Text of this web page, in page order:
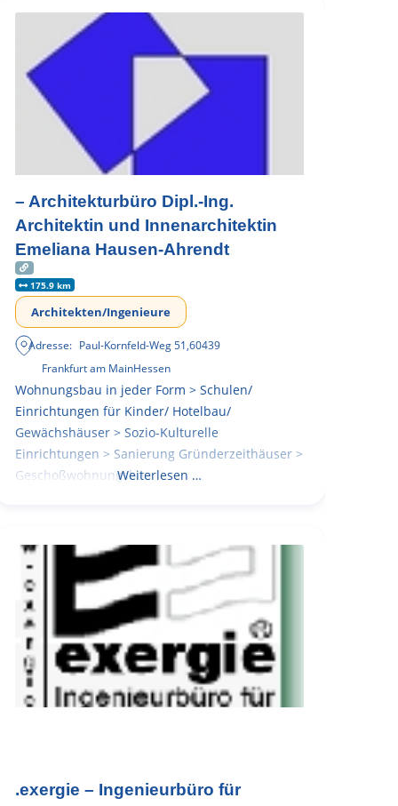
– Architekturbüro Dipl.-Ing.
Architektin und Innenarchitektin
Emeliana Hausen-Ahrendt
175.9 km
Architekten/Ingenieure
Adresse: Paul-Kornfeld-Weg 51,60439
Frankfurt am MainHessen
Wohnungsbau in jeder Form > Schulen/
Einrichtungen für Kinder/ Hotelbau/
Gewächshäuser > Sozio-Kulturelle
Einrichtungen > Sanierung Gründerzeithäuser >
GeschoßwohnungsbauWeiterlesen …
.exergie – Ingenieurbüro für